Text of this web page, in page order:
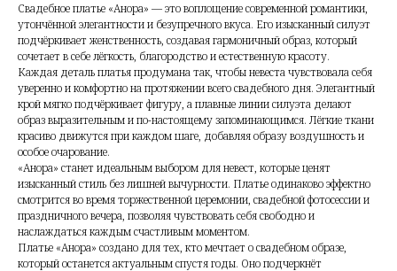
Свадебное платье «Анора» — это воплощение современной романтики,
утончённой элегантности и безупречного вкуса. Его изысканный силуэт
подчёркивает женственность, создавая гармоничный образ, который
сочетает в себе лёгкость, благородство и естественную красоту.
Каждая деталь платья продумана так, чтобы невеста чувствовала себя
уверенно и комфортно на протяжении всего свадебного дня. Элегантный
крой мягко подчёркивает фигуру, а плавные линии силуэта делают
образ выразительным и по-настоящему запоминающимся. Лёгкие ткани
красиво движутся при каждом шаге, добавляя образу воздушность и
особое очарование.
«Анора» станет идеальным выбором для невест, которые ценят
изысканный стиль без лишней вычурности. Платье одинаково эффектно
смотрится во время торжественной церемонии, свадебной фотосессии и
праздничного вечера, позволяя чувствовать себя свободно и
наслаждаться каждым счастливым моментом.
Платье «Анора» создано для тех, кто мечтает о свадебном образе,
который останется актуальным спустя годы. Оно подчеркнёт